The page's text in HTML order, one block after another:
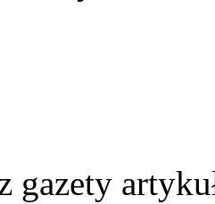
gazety